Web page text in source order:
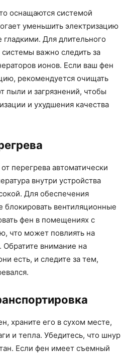
оснащаются системой
уменьшить электризацию
гладкими. Для длительного
важно следить за
ионов. Если ваш фен
рекомендуется очищать
пыли и загрязнений, чтобы
и ухудшения качества
перегрева автоматически
внутри устройства
Для обеспечения
блокировать вентиляционные
фен в помещениях с
что может повлиять на
внимание на
есть, и следите за тем,
храните его в сухом месте,
и тепла. Убедитесь, что шнур
Если фен имеет съемный